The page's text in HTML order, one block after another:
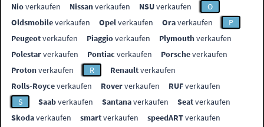
Nioverkaufen Nissanverkaufen NSUverkaufen
O
Oldsmobileverkaufen Opelverkaufen Oraverkaufen
P
Peugeotverkaufen Piaggioverkaufen Plymouthverkaufen
Polestarverkaufen Pontiac verkaufen Porscheverkaufen
Protonverkaufen R Renaultverkaufen
Rolls-Royceverkaufen Roververkaufen RUFverkaufen
S
Saabverkaufen Santanaverkaufen Seatverkaufen
Skodaverkaufen smartverkaufen speedARTverkaufen